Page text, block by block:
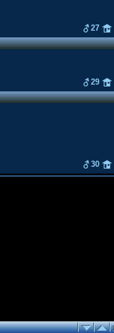
27
29
30